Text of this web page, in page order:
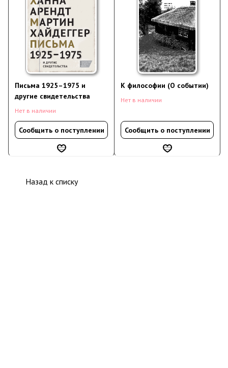
Письма 1925–1975 и
другие свидетельства
Нет в наличии
Сообщить о поступлении
К философии (О событии)
Нет в наличии
Сообщить о поступлении
Назад к списку